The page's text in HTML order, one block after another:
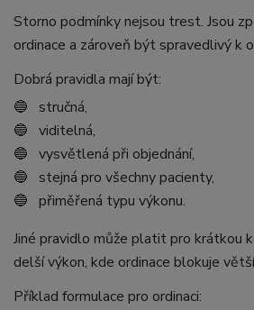
Storno podmínky nejsou trest. Jsou
ordinace a zároveň být spravedlivý k
Dobrá pravidla mají být:
🔵 stručná,
🔵 viditelná,
🔵 vysvětlená při objednání,
🔵 stejná pro všechny pacienty,
🔵 přiměřená typu výkonu.
Jiné pravidlo může platit pro krátkou
delší výkon, kde ordinace blokuje
Příklad formulace pro ordinaci: